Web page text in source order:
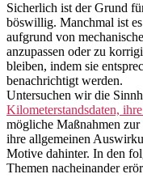
Sicherlich ist der Grund
böswillig. Manchmal ist
aufgrund von
anzupassen oder zu
bleiben, indem sie
benachrichtigt werden.
Untersuchen wir die
Kilometerstandsdaten,
mögliche Maßnahmen
ihre allgemeinen
Motive dahinter. In den
Themen nacheinander